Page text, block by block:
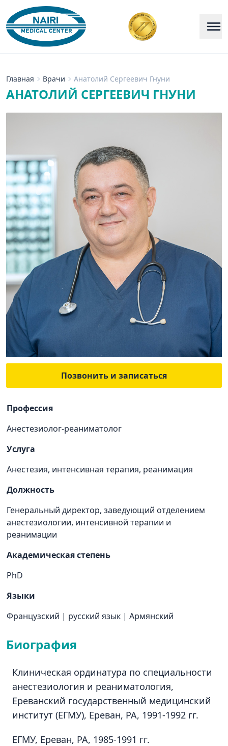
Главная Врачи Анатолий Сергеевич Гнуни
АНАТОЛИЙ СЕРГЕЕВИЧ ГНУНИ
Позвонить и записаться
Профессия
Анестезиолог-реаниматолог
Услуга
Анестезия, интенсивная терапия, реанимация
Должность
Генеральный директор, заведующий отделением
анестезиологии, интенсивной терапии и
реанимации
Академическая степень
PhD
Языки
Французский | русский язык | Армянский
Биография
Клиническая ординатура по специальности
анестезиология и реаниматология,
Ереванский государственный медицинский
институт (ЕГМУ), Ереван, РА, 1991-1992 гг.
ЕГМУ, Ереван, РА, 1985-1991 гг.